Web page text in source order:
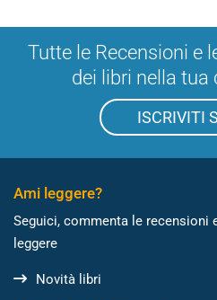
Tutte le Recensioni e
dei libri nella tua
ISCRIVITI
Ami leggere?
Seguici, commenta le
leggere
Novità libri